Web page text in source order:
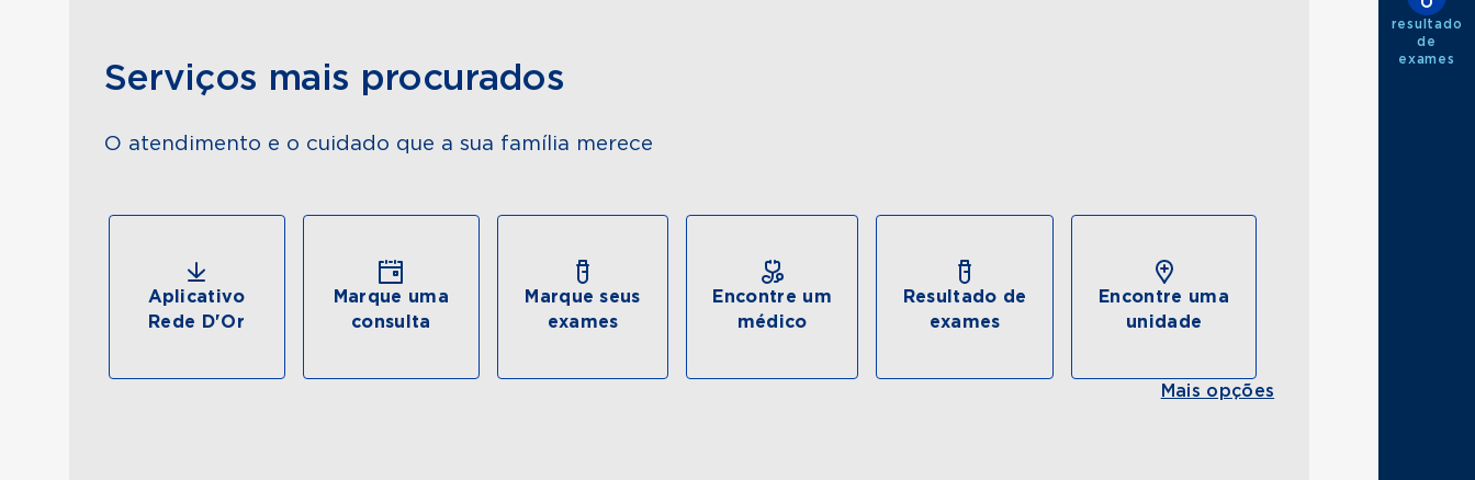
Serviços mais procurados
O atendimento e o cuidado que a sua família merece
Aplicativo
Rede D'Or
Marque uma
consulta
Marque seus
exames
Encontre um
médico
Resultado de
exames
Encontre uma
unidade
Mais opções
resultado
de
exames